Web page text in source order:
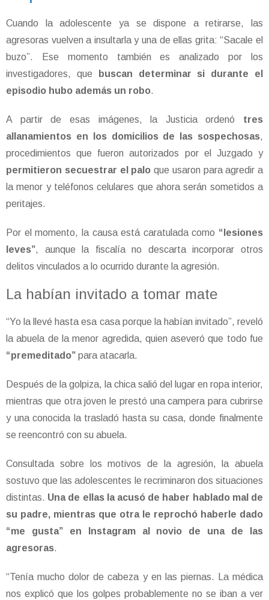
Cuando la adolescente ya se dispone a retirarse, las
agresoras vuelven a insultarla y una de ellas grita: “Sacale el
buzo”. Ese momento también es analizado por los
investigadores, que
buscan determinar si durante el
episodio hubo además un robo.
A partir de esas imágenes, la Justicia ordenó tres
allanamientos en los domicilios de las sospechosas,
procedimientos que fueron autorizados por el Juzgado y
permitieron secuestrar el palo que usaron para agredir a
la menor y teléfonos celulares que ahora serán sometidos a
peritajes.
Por el momento, la causa está caratulada como “lesiones
leves”, aunque la fiscalía no descarta incorporar otros
delitos vinculados a lo ocurrido durante la agresión.
La habían invitado a tomar mate
“Yo la llevé hasta esa casa porque la habían invitado”, reveló
la abuela de la menor agredida, quien aseveró que todo fue
“premeditado” para atacarla.
Después de la golpiza, la chica salió del lugar en ropa interior,
mientras que otra joven le prestó una campera para cubrirse
y una conocida la trasladó hasta su casa, donde finalmente
se reencontró con su abuela.
Consultada sobre los motivos de la agresión, la abuela
sostuvo que las adolescentes le recriminaron dos situaciones
distintas. Una de ellas la acusó de haber hablado mal de
su padre, mientras que otra le reprochó haberle dado
“me gusta” en Instagram al novio de una de las
agresoras.
“Tenía mucho dolor de cabeza y en las piernas. La médica
nos explicó que los golpes probablemente no se iban a ver